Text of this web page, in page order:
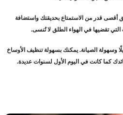
أقصى قدر من الاستمتاع بحديقتك واستضافة
تقضيها في الهواء الطلق لا تُنسى.
وسهولة الصيانة. يمكنك بسهولة تنظيف الأوساخ
كما كانت في اليوم الأول لسنوات عديدة.